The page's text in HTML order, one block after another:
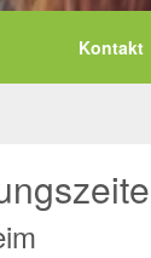
Kontakt